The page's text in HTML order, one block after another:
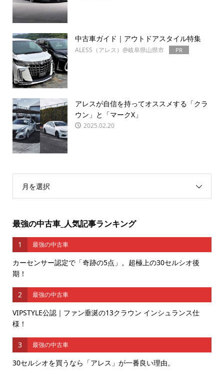
中古車ガイド｜アウトドアスタイル特集
ALESS（アレス）@岐阜県山県市 PR
アレスが自信を持ってオススメする「クラ
ウン」と「マークX」
2025.02.20
月を選択
最強の中古車_人気記事ランキング
1 最強の中古車
カーセンサー認定で「奇跡の5点」。超極上の30セルシオ後
期！
2 最強の中古車
VIPSTYLE公認｜ファン垂涎の13クラウン インシュランス仕
様！
3 最強の中古車
30セルシオを買うなら「アレス」が一番良い理由。